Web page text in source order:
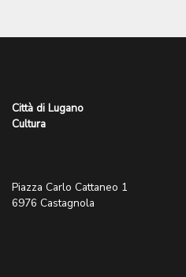
Città di Lugano
Cultura
Piazza Carlo Cattaneo 1
6976 Castagnola